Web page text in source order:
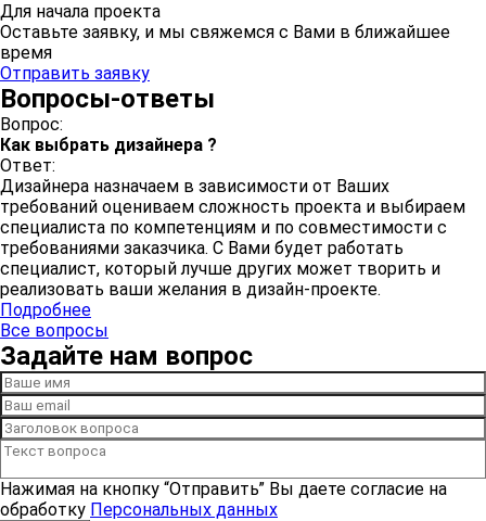
Для начала проекта
Оставьте заявку, и мы свяжемся с Вами в ближайшее
время
Отправить заявку
Вопросы-ответы
Вопрос:
Как выбрать дизайнера ?
Ответ:
Дизайнера назначаем в зависимости от Ваших
требований оцениваем сложность проекта и выбираем
специалиста по компетенциям и по совместимости с
требованиями заказчика. С Вами будет работать
специалист, который лучше других может творить и
реализовать ваши желания в дизайн-проекте.
Подробнее
Все вопросы
Задайте нам вопрос
Нажимая на кнопку “Отправить” Вы даете согласие на
обработку Персональных данных